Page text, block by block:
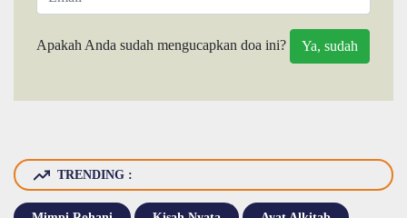
Apakah Anda sudah mengucapkan doa ini?
TRENDING :